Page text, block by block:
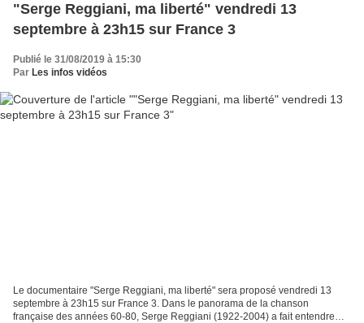
"Serge Reggiani, ma liberté" vendredi 13
septembre à 23h15 sur France 3
Publié le 31/08/2019 à 15:30
Par Les infos vidéos
Le documentaire "Serge Reggiani, ma liberté" sera proposé vendredi 13
septembre à 23h15 sur France 3. Dans le panorama de la chanson
française des années 60-80, Serge Reggiani (1922-2004) a fait entendre